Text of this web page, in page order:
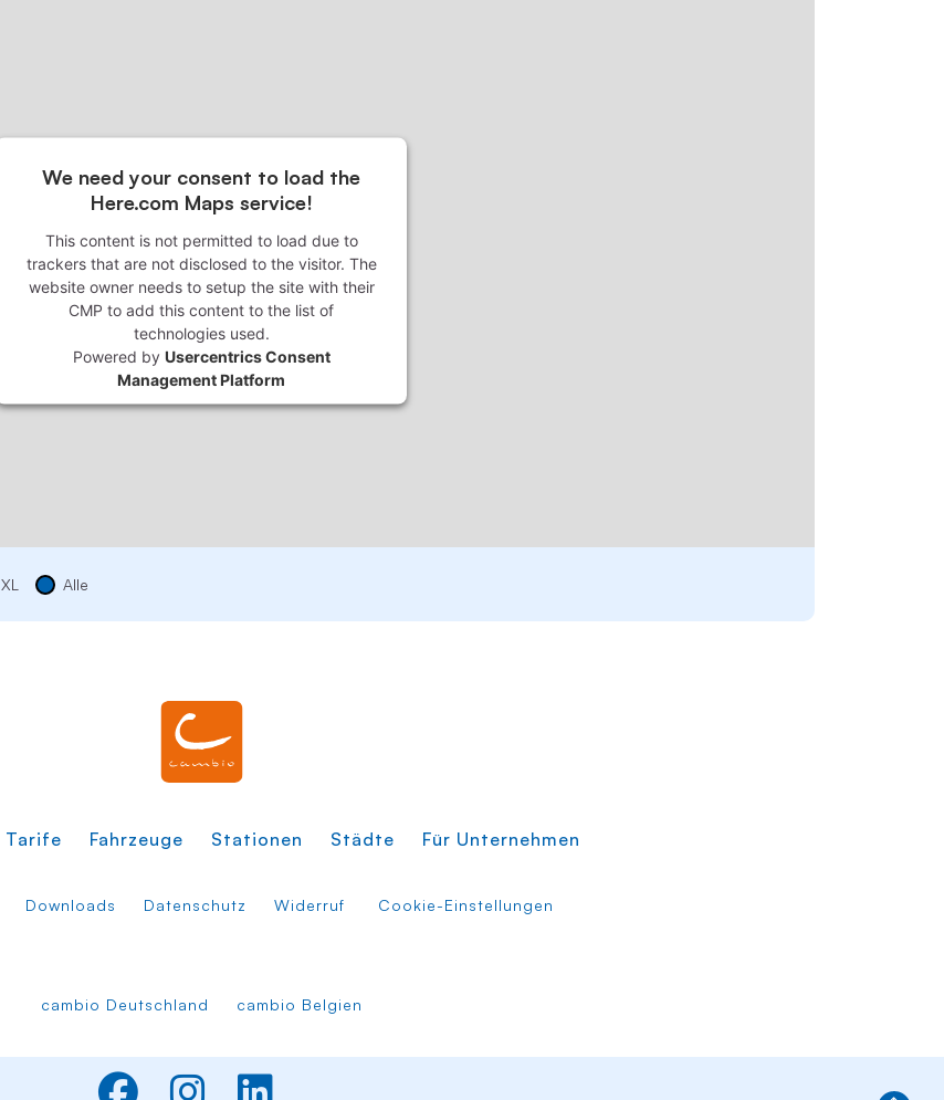
We need your consent to load the
Here.com Maps service!
This content is not permitted to load due to
trackers that are not disclosed to the visitor. The
website owner needs to setup the site with their
CMP to add this content to the list of
technologies used.
Powered by Usercentrics Consent
Management Platform
XL Alle
Tarife Fahrzeuge Stationen Städte Für Unternehmen
Downloads Datenschutz Widerruf Cookie-Einstellungen
cambio Deutschland cambio Belgien